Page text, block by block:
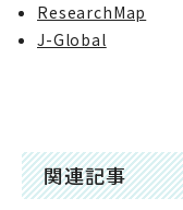
ResearchMap
J-Global
関連記事